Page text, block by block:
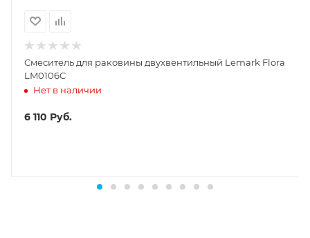
Смеситель для раковины двухвентильный Lemark Flora
LM0106C
Нет в наличии
6 110 Руб.